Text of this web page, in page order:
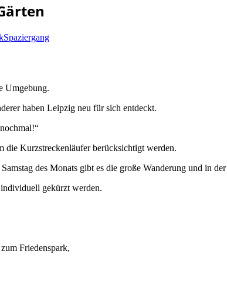
Spaziergang
Umgebung.
haben Leipzig neu für sich entdeckt.
die Kurzstreckenläufer berücksichtigt werden.
des Monats gibt es die große Wanderung und in
gekürzt werden.
Friedenspark,